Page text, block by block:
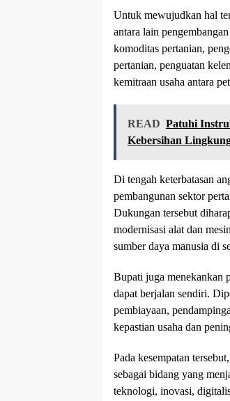
Untuk mewujudkan hal
antara lain
komoditas pertanian,
pertanian, penguatan
kemitraan usaha antara
READ Patuhi
Kebersihan
Di tengah keterbatasan
pembangunan sektor
Dukungan tersebut
modernisasi alat dan
sumber daya manusia di
Bupati juga menekankan
dapat berjalan sendiri.
pembiayaan,
kepastian usaha dan
Pada kesempatan
sebagai bidang yang
teknologi, inovasi,